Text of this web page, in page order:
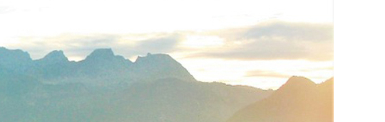
Schuldatenbank
Downloads
BS Lehrerinnen (Sok WEB)
BS Schülerinnen (Sok WEB)
Mitarbeiter
Datenschutzerklärung